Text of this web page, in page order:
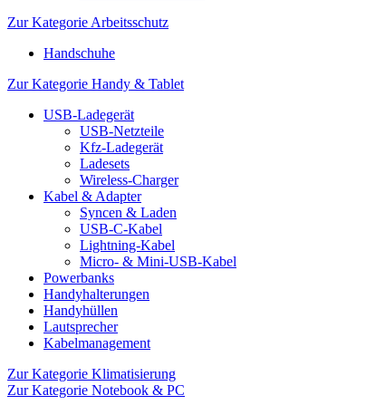
Zur Kategorie Arbeitsschutz
Handschuhe
Zur Kategorie Handy & Tablet
USB-Ladegerät
USB-Netzteile
Kfz-Ladegerät
Ladesets
Wireless-Charger
Kabel & Adapter
Syncen & Laden
USB-C-Kabel
Lightning-Kabel
Micro- & Mini-USB-Kabel
Powerbanks
Handyhalterungen
Handyhüllen
Lautsprecher
Kabelmanagement
Zur Kategorie Klimatisierung
Zur Kategorie Notebook & PC